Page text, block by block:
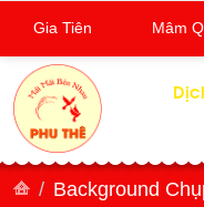
Background
Gia Tiên Mâm